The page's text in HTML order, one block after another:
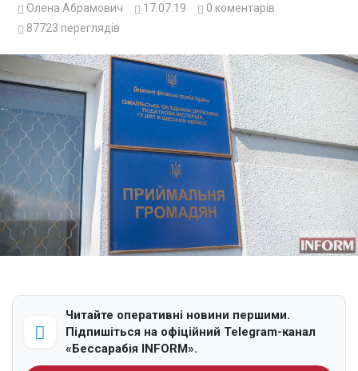
Олена Абрамович 17.07.19 0 коментарів
87723 переглядів
Читайте оперативні новини першими.
Підпишіться на офіційний Telegram-канал
«Бессарабія INFORM».